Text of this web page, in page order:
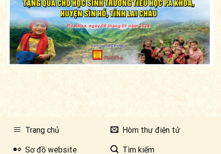
Trang chủ Hòm thư điện tử
Sơ đồ website Tìm kiếm